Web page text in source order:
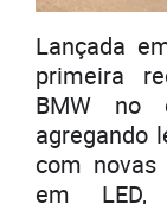
Lançada
primeira
BMW no
agregando
com novas
em LED,